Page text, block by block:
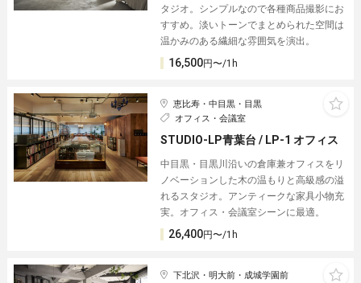
タジオ。シンプルなので各種商品撮影にお
すすめ。淡いトーンでまとめられた空間は
温かみのある繊細な雰囲気を演出。
16,500円〜/1h
恵比寿・中目黒・目黒
オフィス・会議室
STUDIO-LP青葉台 / LP-1 オフィス
中目黒・目黒川沿いの倉庫兼オフィスをリ
ノベーションした木の温もりと高級感の溢
れるスタジオ。アンティークな家具小物充
実。オフィス・会議室シーンに最適。
26,400円〜/1h
下北沢・明大前・成城学園前